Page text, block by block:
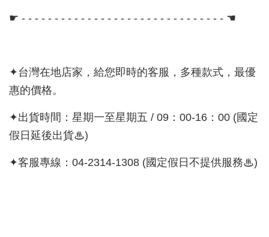
☛ - - - - - - - - - - - - - - - - - - - - - - - - - - - - - - - ☚
✦台灣在地店家，給您即時的客服，多種款式，最優
惠的價格。
✦出貨時間：星期一至星期五 / 09：00-16：00 (國定
假日延後出貨♨)
✦客服專線：04-2314-1308 (國定假日不提供服務♨)